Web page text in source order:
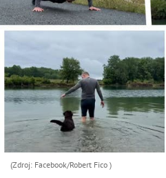
(Zdroj: Facebook/Robert Fico )